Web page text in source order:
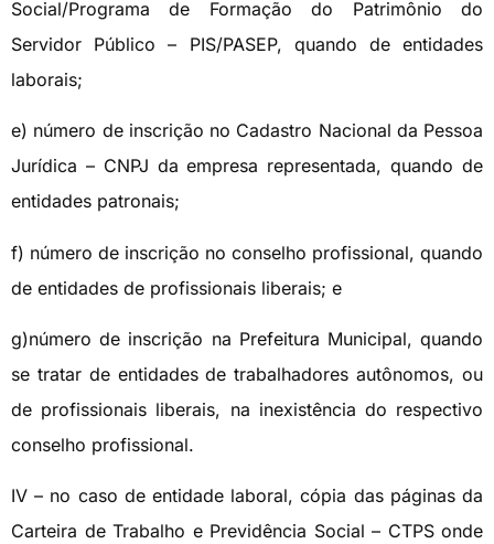
Social/Programa de Formação do Patrimônio do
Servidor Público – PIS/PASEP, quando de entidades
laborais;
e) número de inscrição no Cadastro Nacional da Pessoa
Jurídica – CNPJ da empresa representada, quando de
entidades patronais;
f) número de inscrição no conselho profissional, quando
de entidades de profissionais liberais; e
g)número de inscrição na Prefeitura Municipal, quando
se tratar de entidades de trabalhadores autônomos, ou
de profissionais liberais, na inexistência do respectivo
conselho profissional.
IV – no caso de entidade laboral, cópia das páginas da
Carteira de Trabalho e Previdência Social – CTPS onde